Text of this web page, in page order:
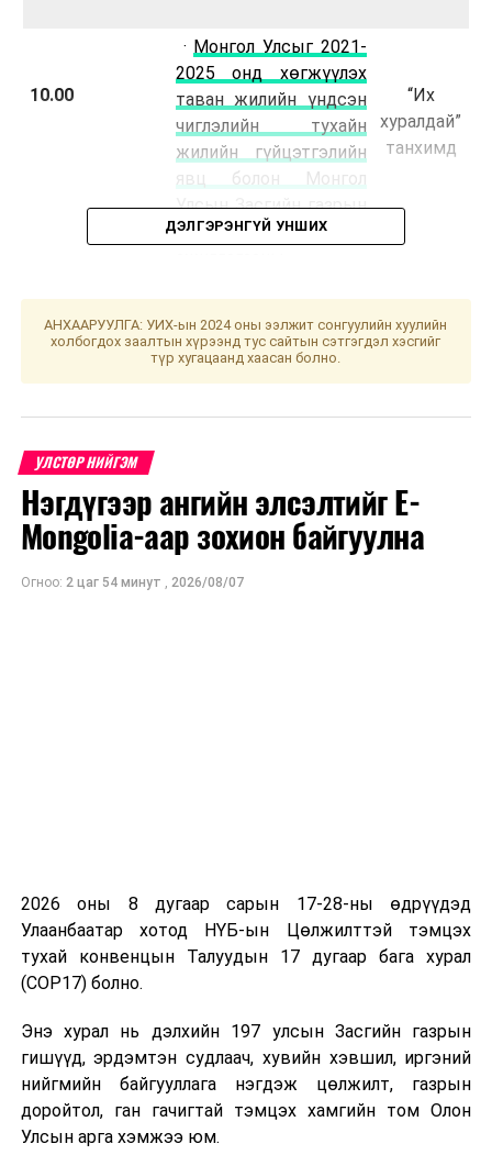
10.00
· Монгол Улсыг 2021-
2025 онд хөгжүүлэх
таван жилийн үндсэн
чиглэлийн тухайн
жилийн гүйцэтгэлийн
явц болон Монгол
Улсын Засгийн газрын
2020-2024 оны үйл
Засгийн газар
2022.03.15-ны өдөр
өргөн мэдүүлсэн/
батлах тухай” Улсын
Их Хурлын тогтоолын
төсөл/Засгийн газар
2021.12.28-ны өдөр
ирүүлсэн,хаалттай/
баялгийн салбарын
хөгжлийн бодлого,
шинэчлэл, авч
хэрэгжүүлэх арга
хэмжээний талаар
“Их
хуралдай”
танхимд
ДЭЛГЭРЭНГҮЙ УНШИХ
АНХААРУУЛГА: УИХ-ын 2024 оны ээлжит сонгуулийн хуулийн
холбогдох заалтын хүрээнд тус сайтын сэтгэгдэл хэсгийг
түр хугацаанд хаасан болно.
УЛСТӨР НИЙГЭМ
Нэгдүгээр ангийн элсэлтийг E-
Mongolia-аар зохион байгуулна
Огноо: 2 цаг 54 минут , 2026/08/07
2026 оны 8 дугаар сарын 17-28-ны өдрүүдэд
Улаанбаатар хотод НҮБ-ын Цөлжилттэй тэмцэх
тухай конвенцын Талуудын 17 дугаар бага хурал
(COP17) болно.
Энэ хурал нь дэлхийн 197 улсын Засгийн газрын
гишүүд, эрдэмтэн судлаач, хувийн хэвшил, иргэний
нийгмийн байгууллага нэгдэж цөлжилт, газрын
доройтол, ган гачигтай тэмцэх хамгийн том Олон
Улсын арга хэмжээ юм.